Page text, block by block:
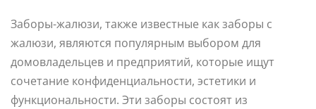
Заборы-жалюзи, также известные как заборы с
жалюзи, являются популярным выбором для
домовладельцев и предприятий, которые ищут
сочетание конфиденциальности, эстетики и
функциональности. Эти заборы состоят из